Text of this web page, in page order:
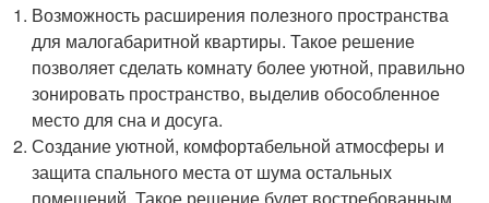
Возможность расширения полезного пространства
для малогабаритной квартиры. Такое решение
позволяет сделать комнату более уютной, правильно
зонировать пространство, выделив обособленное
место для сна и досуга.
Создание уютной, комфортабельной атмосферы и
защита спального места от шума остальных